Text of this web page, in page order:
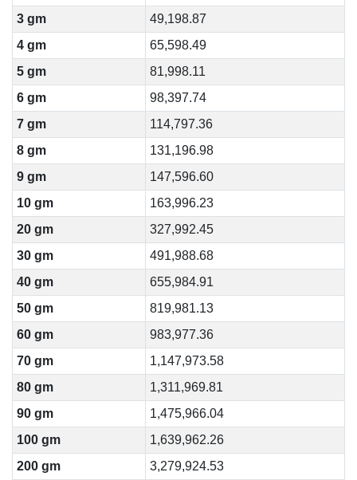
3 gm
49,198.87
4 gm
65,598.49
5 gm
81,998.11
6 gm
98,397.74
7 gm
114,797.36
8 gm
131,196.98
9 gm
147,596.60
10 gm
163,996.23
20 gm
327,992.45
30 gm
491,988.68
40 gm
655,984.91
50 gm
819,981.13
60 gm
983,977.36
70 gm
1,147,973.58
80 gm
1,311,969.81
90 gm
1,475,966.04
100 gm
1,639,962.26
200 gm
3,279,924.53